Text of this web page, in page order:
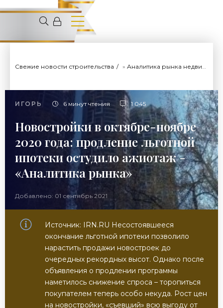
Свежие новости строительства » Аналитика рынка недвижимости
ИГОРЬ 6 минут чтения 1 045
Новостройки в октябре-ноябре
2020 года: продление льготной
ипотеки остудило ажиотаж -
«Аналитика рынка»
Добавлено: 01 сентябрь 2021
Источник: IRN.RU Несостоявшееся
окончание льготной ипотеки позволило
нарастить продажи новостроек до
очередных рекордных высот. Однако после
объявления о продлении программы
наметилось снижение спроса – торопиться
покупателем теперь особо некуда. Рост цен
на новостройки, «съевший» всю выгоду от